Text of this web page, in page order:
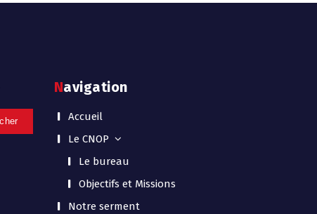
Navigation
Accueil
Le CNOP
Le bureau
Objectifs et Missions
Notre serment